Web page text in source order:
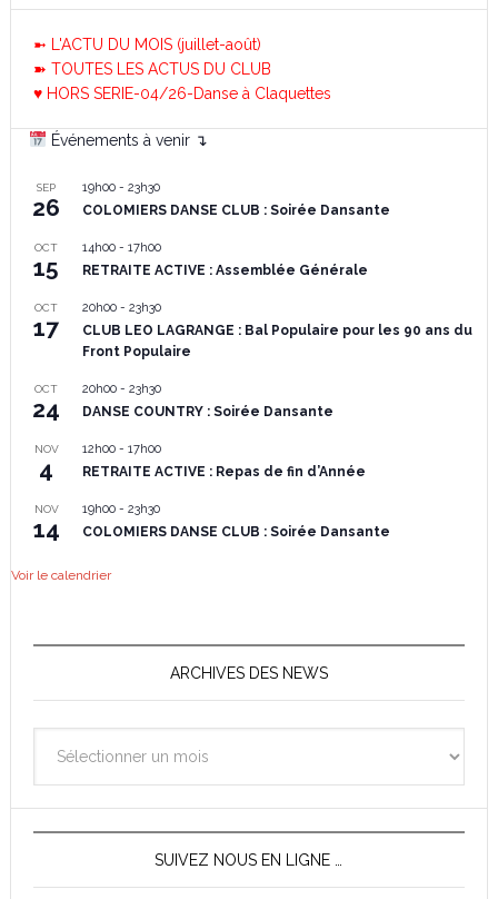
➼ L'ACTU DU MOIS (juillet-août)
➽ TOUTES LES ACTUS DU CLUB
♥ HORS SERIE-04/26-Danse à Claquettes
Événements à venir ↴
SEP
26
19h00- 23h30
COLOMIERS DANSE CLUB : Soirée Dansante
OCT
15
14h00- 17h00
RETRAITE ACTIVE : Assemblée Générale
OCT
17
20h00- 23h30
CLUB LEO LAGRANGE : Bal Populaire pour les 90 ans du
Front Populaire
OCT
24
20h00- 23h30
DANSE COUNTRY : Soirée Dansante
NOV
4
12h00- 17h00
RETRAITE ACTIVE : Repas de fin d’Année
NOV
14
19h00- 23h30
COLOMIERS DANSE CLUB : Soirée Dansante
Voir le calendrier
ARCHIVES DES NEWS
des
News
SUIVEZ NOUS EN LIGNE …